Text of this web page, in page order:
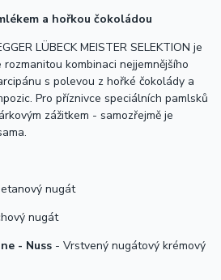
a hořkou čokoládou
LÜBECK MEISTER SELEKTION je
kombinaci nejjemnějšího
s polevou z hořké čokolády a
Pro příznivce speciálních pamlsků
zážitkem - samozřejmě je
nugát
nugát
- Nuss - Vrstvený nugátový krémový